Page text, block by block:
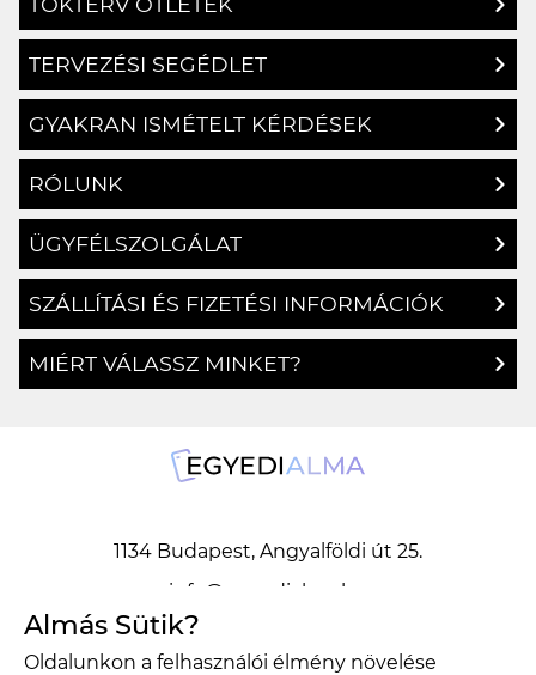
TERVEZÉSI SEGÉDLET
GYAKRAN ISMÉTELT KÉRDÉSEK
RÓLUNK
ÜGYFÉLSZOLGÁLAT
SZÁLLÍTÁSI ÉS FIZETÉSI INFORMÁCIÓK
MIÉRT VÁLASSZ MINKET?
1134 Budapest, Angyalföldi út 25.
info@egyedialma.hu
1134 Budapest, Angyalföldi út 25.
Almás Sütik?
Oldalunkon a felhasználói élmény növelése